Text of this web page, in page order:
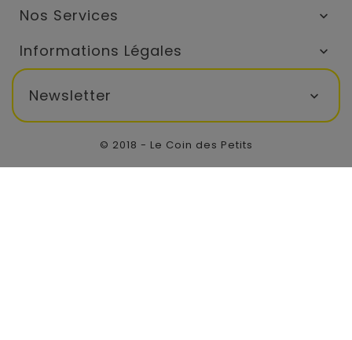
Nos Services 
Informations Légales 
Newsletter 
© 2018 - Le Coin des Petits